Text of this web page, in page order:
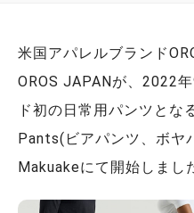
米国アパレルブランド
OROS JAPANが、2022
ド初の日常用パンツと
Pants(ビアパンツ、ボヤ
Makuakeにて開始しまし